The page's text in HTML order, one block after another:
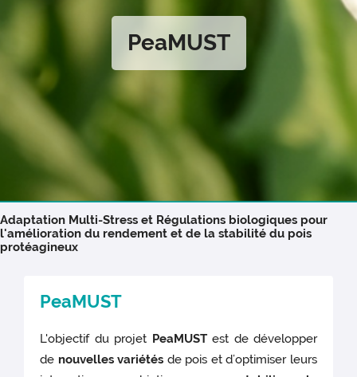
PeaMUST
Adaptation Multi-Stress et Régulations biologiques pour
l'amélioration du rendement et de la stabilité du pois
protéagineux
PeaMUST
L'objectif du projet PeaMUSTest de développer
de nouvelles variétés de pois et d’optimiser leurs